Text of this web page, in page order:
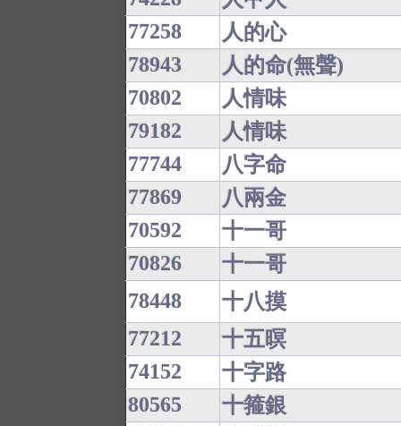
77258
人的心
78943
人的命(無聲)
70802
人情味
79182
人情味
77744
八字命
77869
八兩金
70592
十一哥
70826
十一哥
78448
十八摸
77212
十五暝
74152
十字路
80565
十箍銀